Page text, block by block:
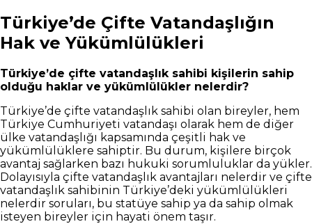
Türkiye’de Çifte Vatandaşlığın
Hak ve Yükümlülükleri
Türkiye’de çifte vatandaşlık sahibi kişilerin sahip
olduğu haklar ve yükümlülükler nelerdir?
Türkiye’de çifte vatandaşlık sahibi olan bireyler, hem
Türkiye Cumhuriyeti vatandaşı olarak hem de diğer
ülke vatandaşlığı kapsamında çeşitli hak ve
yükümlülüklere sahiptir. Bu durum, kişilere birçok
avantaj sağlarken bazı hukuki sorumluluklar da yükler.
Dolayısıyla çifte vatandaşlık avantajları nelerdir ve çifte
vatandaşlık sahibinin Türkiye’deki yükümlülükleri
nelerdir soruları, bu statüye sahip ya da sahip olmak
isteyen bireyler için hayati önem taşır.